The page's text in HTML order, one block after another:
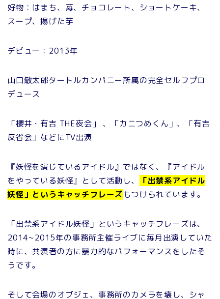
好物：はまち、苺、チョコレート、ショートケーキ、
スープ、揚げた芋
デビュー：2013年
山口敏太郎タートルカンパニー所属の完全セルフプロ
デュース
「櫻井・有吉 THE夜会」 、「カニつめくん」、「有吉
反省会」などにTV出演
『妖怪を演じているアイドル』ではなく、『アイドル
をやっている妖怪』として活動し、
「出禁系アイドル
妖怪」というキャッチフレーズもつけられています。
「出禁系アイドル妖怪」というキャッチフレーズは、
2014~2015年の事務所主催ライブに毎月出演していた
時に、共演者の方に暴力的なパフォーマンスをしたそ
うです。
そして会場のオブジェ、事務所のカメラを壊し、シャ